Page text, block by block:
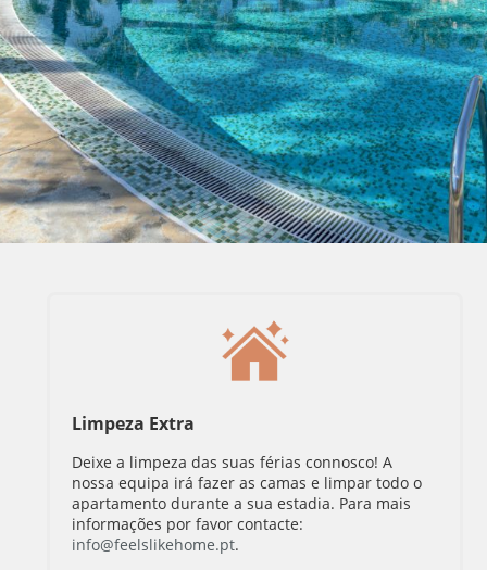
Limpeza Extra
Deixe a limpeza das suas férias connosco! A
nossa equipa irá fazer as camas e limpar todo o
apartamento durante a sua estadia. Para mais
informações por favor contacte:
info@feelslikehome.pt.